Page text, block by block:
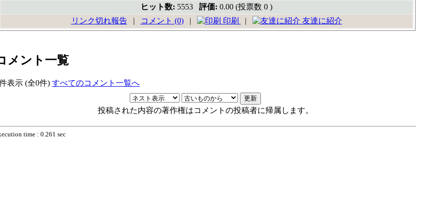
ヒット数: 5553 評価: 0.00 (投票数 0 )
リンク切れ報告| コメント (0)| 印刷 | 友達に紹介
メント一覧
表示 (全0件) すべてのコメント一覧へ
投稿された内容の著作権はコメントの投稿者に帰属します。
time : 0.261 sec